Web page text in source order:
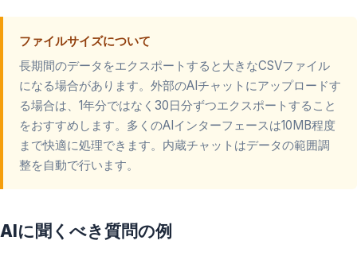
ファイルサイズについて
長期間のデータをエクスポートすると大きなCSVファイル
になる場合があります。外部のAIチャットにアップロードす
る場合は、1年分ではなく30日分ずつエクスポートすること
をおすすめします。多くのAIインターフェースは10MB程度
まで快適に処理できます。内蔵チャットはデータの範囲調
整を自動で行います。
AIに聞くべき質問の例